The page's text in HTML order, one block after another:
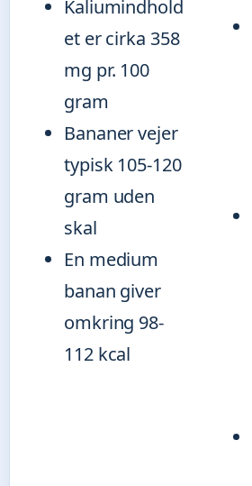
Kaliumindhold
et er cirka 358
mg pr. 100
gram
Bananer vejer
typisk 105-120
gram uden
skal
En medium
banan giver
omkring 98-
112 kcal